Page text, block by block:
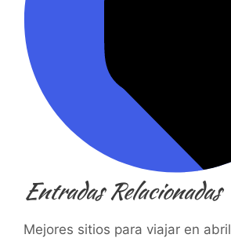
Entradas Relacionadas
Mejores sitios para viajar en abril